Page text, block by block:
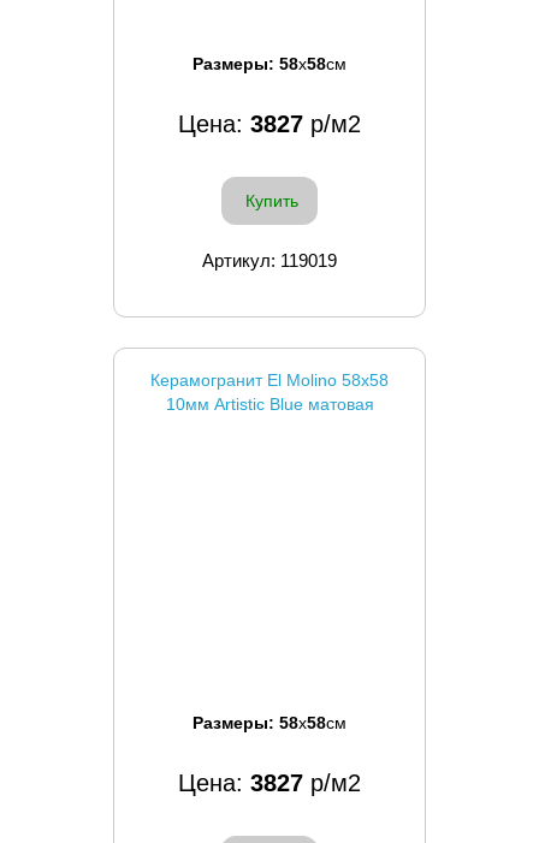
Размеры: 58x58см
Цена: 3827 р/м2
Купить
Артикул: 119019
Керамогранит El Molino 58x58
10мм Artistic Blue матовая
Размеры: 58x58см
Цена: 3827 р/м2